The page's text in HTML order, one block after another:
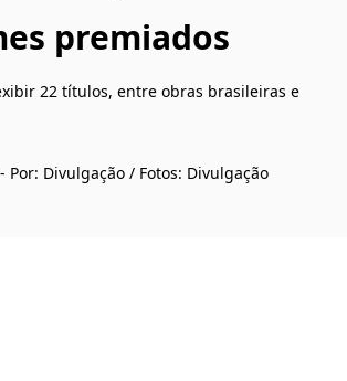
premiados
22 títulos, entre obras brasileiras e
Por: Divulgação / Fotos: Divulgação